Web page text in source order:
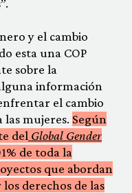
y el cambio
esta una COP
sobre la
información
el cambio
las mujeres. Según
del Global Gender
de toda la
que abordan
derechos de las